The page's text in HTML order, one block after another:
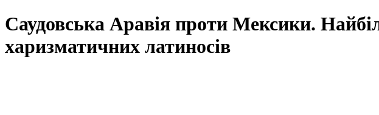
Саудовська Аравія проти Мексики.
харизматичних латиносів